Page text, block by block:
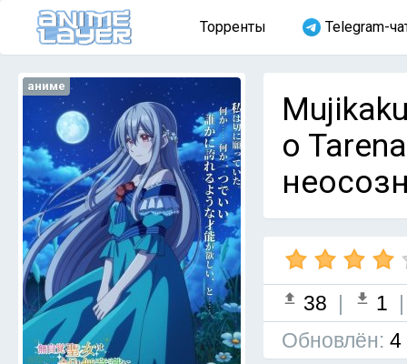
Торренты Telegram-
аниме
o
38 | 1
Обновлён: 4